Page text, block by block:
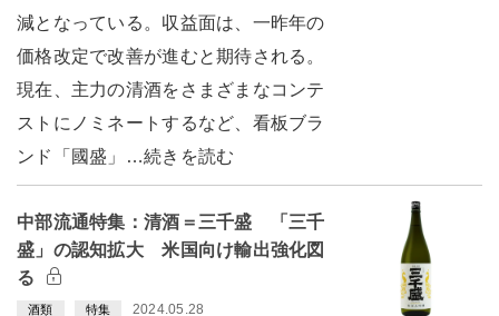
減となっている。収益面は、一昨年の
価格改定で改善が進むと期待される。
現在、主力の清酒をさまざまなコンテ
ストにノミネートするなど、看板ブラ
ンド「國盛」…続きを読む
中部流通特集：清酒＝三千盛 「三千
盛」の認知拡大 米国向け輸出強化図
る
酒類 特集 2024.05.28